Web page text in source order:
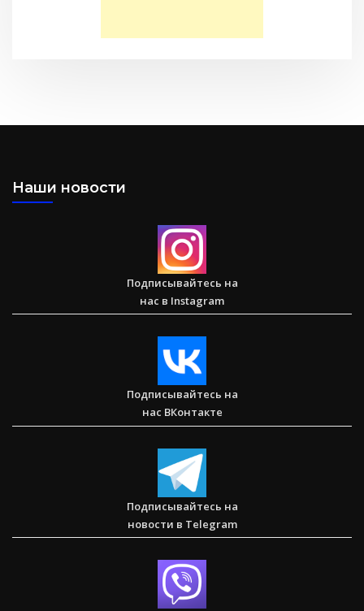
Большая потеря или большое приобретение?
Два часа, которые изменили жизнь буддистского монаха
(Стэн и Лана — Иисус без границ) (BBS05030)
Наши новости
Подписывайтесь на
нас в Instagram
Подписывайтесь на
нас ВКонтакте
Подписывайтесь на
новости в Telegram